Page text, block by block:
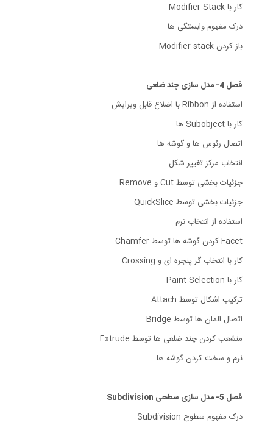
کار با Modifier Stack
درک مفهوم وابستگی ها
باز کردن Modifier stack
فصل 4- مدل سازی چند ضلعی
استفاده از Ribbon با اضلاع قابل ویرایش
کار با Subobject ها
اتصال رئوس ها و گوشه ها
انتخاب مرکز تغییر شکل
جزئیات بخشی توسط Cut و Remove
جزئیات بخشی توسط QuickSlice
استفاده از انتخاب نرم
Facet کردن گوشه ها توسط Chamfer
کار با انتخاب گر پنجره ای و Crossing
کار با Paint Selection
ترکیب اشکال توسط Attach
اتصال المان ها توسط Bridge
منشعب کردن چند ضلعی ها توسط Extrude
نرم و سخت کردن گوشه ها
فصل 5- مدل سازی سطحی Subdivision
درک مفهوم سطوح Subdivision